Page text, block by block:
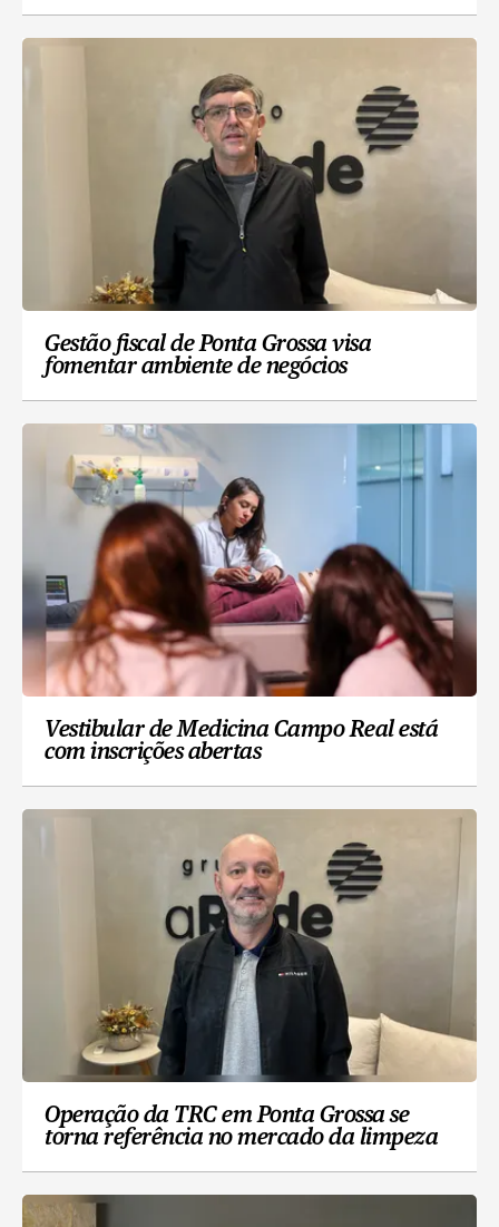
Gestão fiscal de Ponta Grossa visa
fomentar ambiente de negócios
Vestibular de Medicina Campo Real está
com inscrições abertas
Operação da TRC em Ponta Grossa se
torna referência no mercado da limpeza